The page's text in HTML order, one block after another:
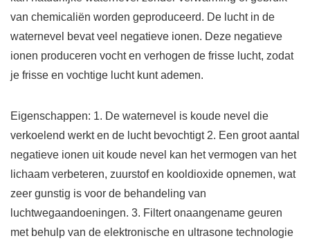
van chemicaliën worden geproduceerd. De lucht in de
waternevel bevat veel negatieve ionen. Deze negatieve
ionen produceren vocht en verhogen de frisse lucht, zodat
je frisse en vochtige lucht kunt ademen.
Eigenschappen: 1. De waternevel is koude nevel die
verkoelend werkt en de lucht bevochtigt 2. Een groot aantal
negatieve ionen uit koude nevel kan het vermogen van het
lichaam verbeteren, zuurstof en kooldioxide opnemen, wat
zeer gunstig is voor de behandeling van
luchtwegaandoeningen. 3. Filtert onaangename geuren
met behulp van de elektronische en ultrasone technologie